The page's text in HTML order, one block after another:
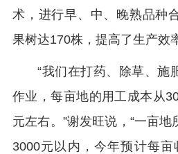
术，进行早、中、晚熟品种
果树达170株，提高了生产效
“我们在打药、除草、施
作业，每亩地的用工成本从
元左右。”谢发旺说，“一亩
3000元以内，今年预计每